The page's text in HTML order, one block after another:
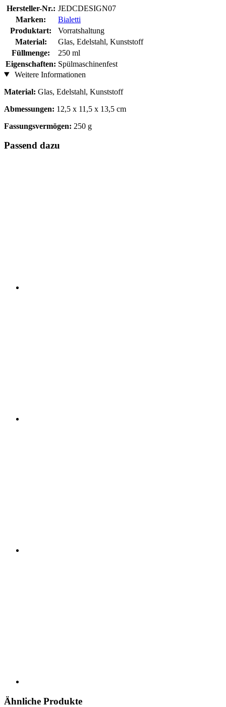
Hersteller-Nr.: JEDCDESIGN07
Marken:
Bialetti
Produktart:
Vorratshaltung
Material:
Glas, Edelstahl, Kunststoff
Füllmenge:
250 ml
Eigenschaften: Spülmaschinenfest
Weitere Informationen
Material: Glas, Edelstahl, Kunststoff
Abmessungen: 12,5 x 11,5 x 13,5 cm
Fassungsvermögen: 250 g
Passend dazu
Ähnliche Produkte